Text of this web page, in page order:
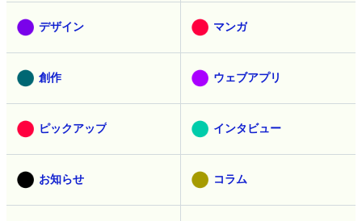
デザイン マンガ
創作 ウェブアプリ
ピックアップ インタビュー
お知らせ コラム